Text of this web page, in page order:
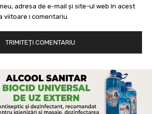
adresa de e-mail și site-ul web în acest
viitoare i comentariu.